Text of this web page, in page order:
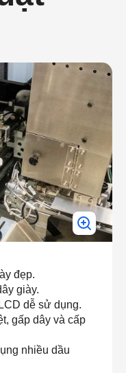
đẹp.
giày.
dễ sử dụng.
gấp dây và cấp
nhiều dầu